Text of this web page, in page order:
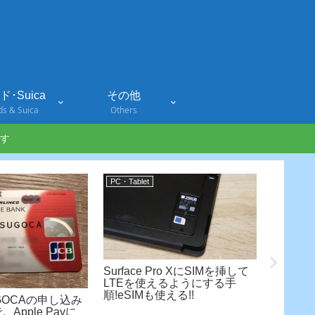
･Suica
& Suica
その他
Others
の申し込み
Apple Payに
PC・Tablet
Surface Pro XにSIMを挿して
LTEを使えるようにする手
順!eSIMも使える!!
3万円